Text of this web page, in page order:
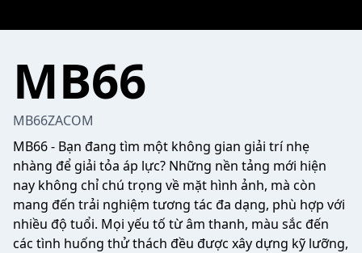
MB66
MB66ZACOM
MB66- Bạn đang tìm một không gian giải trí nhẹ
nhàng để giải tỏa áp lực? Những nền tảng mới hiện
nay không chỉ chú trọng về mặt hình ảnh, mà còn
mang đến trải nghiệm tương tác đa dạng, phù hợp với
nhiều độ tuổi. Mọi yếu tố từ âm thanh, màu sắc đến
các tình huống thử thách đều được xây dựng kỹ lưỡng,